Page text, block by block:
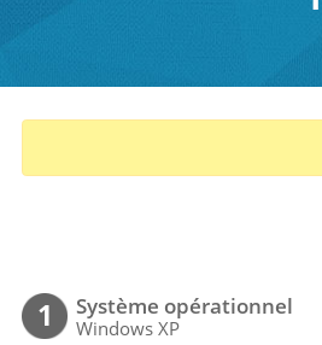
1 Système opérationnel
Windows XP